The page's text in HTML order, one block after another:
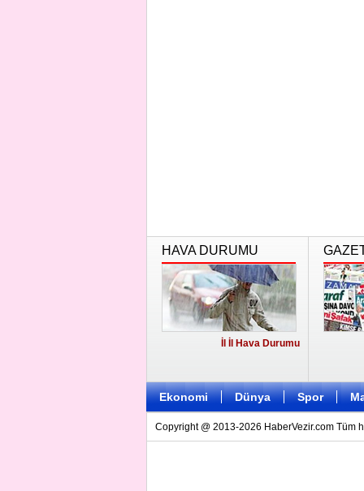
HAVA DURUMU
İl İl Hava Durumu
Ekonomi Dünya Spor
Copyright @ 2013-2026 HaberVezir.com Tüm